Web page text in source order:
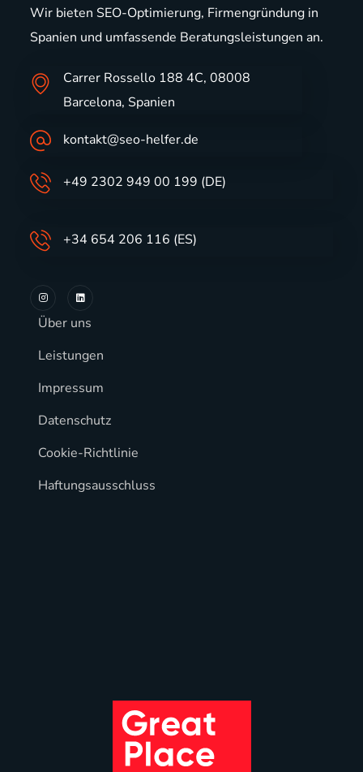
Wir bieten SEO-Optimierung, Firmengründung in
Spanien und umfassende Beratungsleistungen an.
Carrer Rossello 188 4C, 08008
Barcelona, Spanien
kontakt@seo-helfer.de
+49 2302 949 00 199 (DE)
+34 654 206 116 (ES)
Über uns
Leistungen
Impressum
Datenschutz
Cookie-Richtlinie
Haftungsausschluss